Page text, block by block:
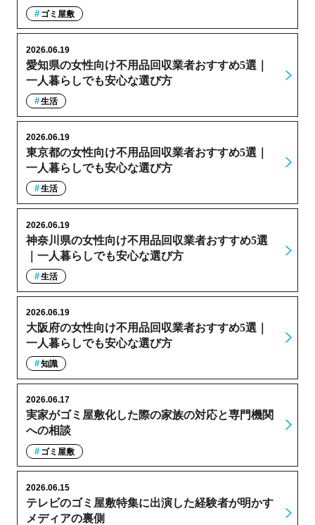
ゴミ屋敷
愛知県の女性向け不用品回収業者おすすめ5選｜
一人暮らしでも安心な選び方
2026.06.19
生活
東京都の女性向け不用品回収業者おすすめ5選｜
一人暮らしでも安心な選び方
2026.06.19
生活
神奈川県の女性向け不用品回収業者おすすめ5選
｜一人暮らしでも安心な選び方
2026.06.19
生活
大阪府の女性向け不用品回収業者おすすめ5選｜
一人暮らしでも安心な選び方
2026.06.19
知識
実家がゴミ屋敷化した際の家族の対応と専門機関
への相談
2026.06.17
ゴミ屋敷
テレビのゴミ屋敷特集に出演した経験者が明かす
メディアの裏側
2026.06.15